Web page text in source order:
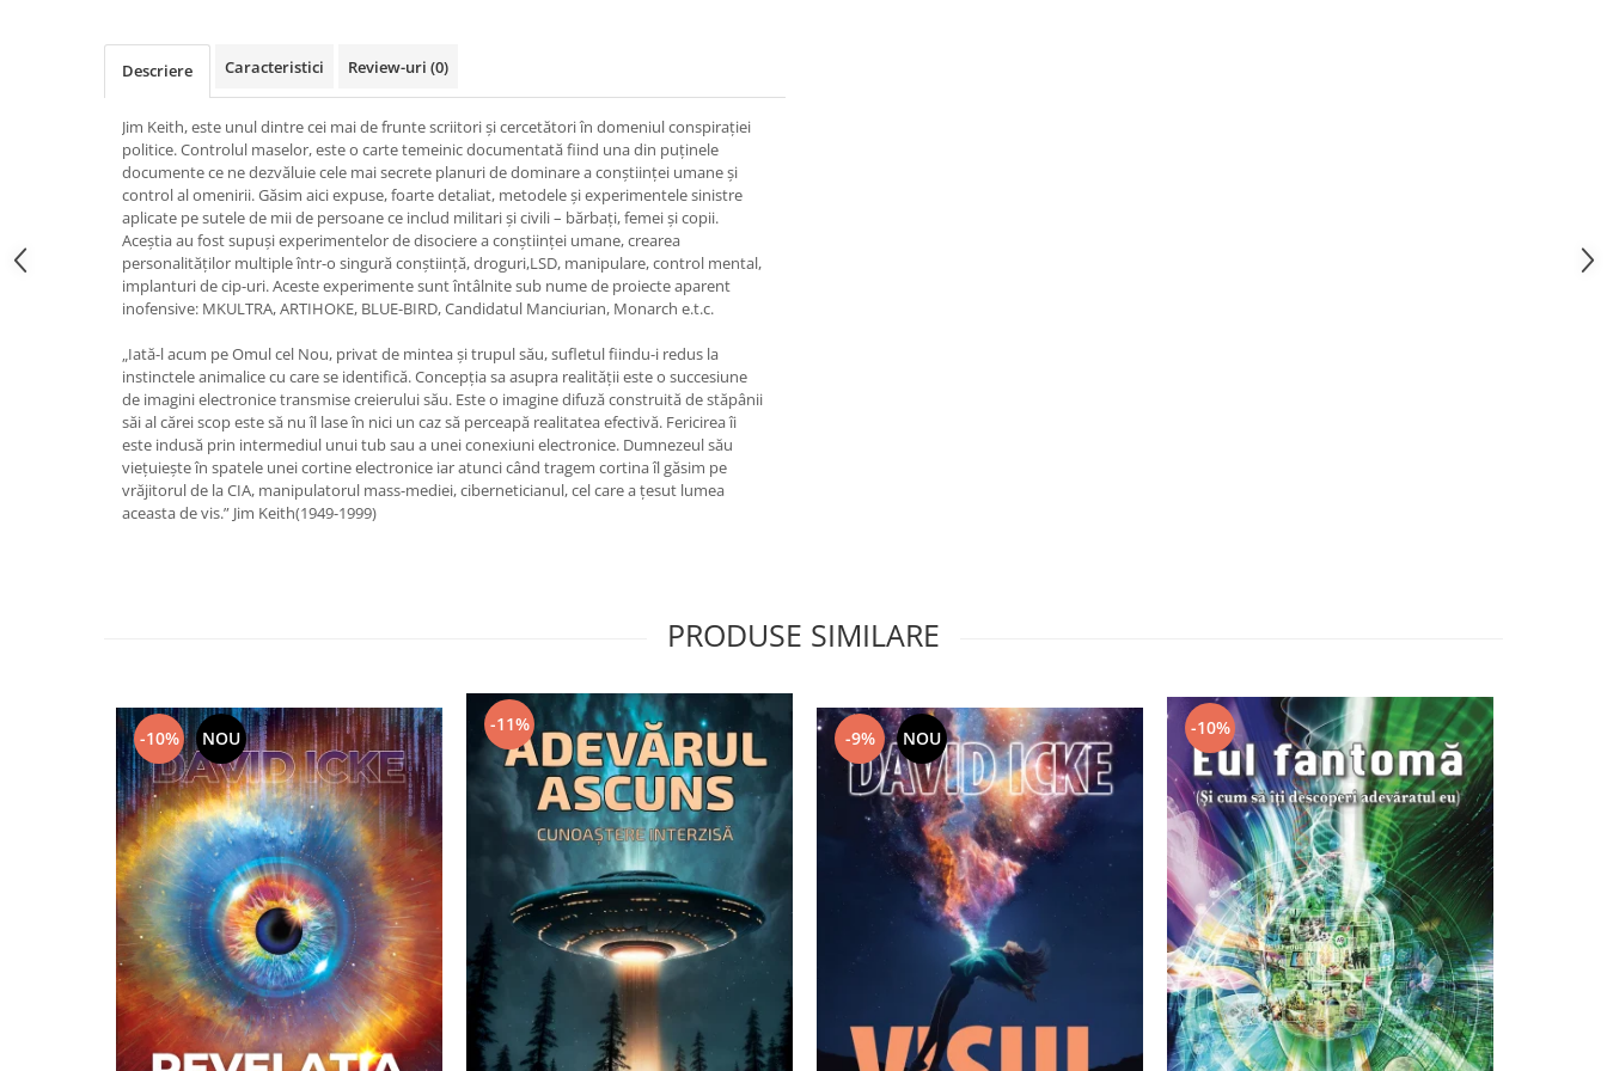
Relații de cuplu
Psihologie practică
Lumea îngerilor
Seria Masaru Emoto
Inspiraţie divină
Vindecare spirituală
Viaţa de după moarte
Supă de pui pentru suflet
Descriere Caracteristici Review-uri (0)
Jim Keith, este unul dintre cei mai de frunte scriitori și cercetători în domeniul conspirației
politice. Controlul maselor, este o carte temeinic documentată fiind una din puținele
documente ce ne dezvăluie cele mai secrete planuri de dominare a conștiinței umane și
control al omenirii. Găsim aici expuse, foarte detaliat, metodele și experimentele sinistre
aplicate pe sutele de mii de persoane ce includ militari și civili – bărbați, femei și copii.
Aceștia au fost supuși experimentelor de disociere a conștiinței umane, crearea
personalităților multiple într-o singură conștiință, droguri,LSD, manipulare, control mental,
implanturi de cip-uri. Aceste experimente sunt întâlnite sub nume de proiecte aparent
inofensive: MKULTRA, ARTIHOKE, BLUE-BIRD, Candidatul Manciurian, Monarch e.t.c.
„Iată-l acum pe Omul cel Nou, privat de mintea şi trupul său, sufletul fiindu-i redus la
instinctele animalice cu care se identifică. Concepţia sa asupra realităţii este o succesiune
de imagini electronice transmise creierului său. Este o imagine difuză construită de stăpânii
săi al cărei scop este să nu îl lase în nici un caz să perceapă realitatea efectivă. Fericirea îi
este indusă prin intermediul unui tub sau a unei conexiuni electronice. Dumnezeul său
vieţuieşte în spatele unei cortine electronice iar atunci când tragem cortina îl găsim pe
vrăjitorul de la CIA, manipulatorul mass-mediei, ciberneticianul, cel care a ţesut lumea
aceasta de vis.” Jim Keith(1949-1999)
PRODUSE SIMILARE
-10% NOU
-11%
-9% NOU -10%